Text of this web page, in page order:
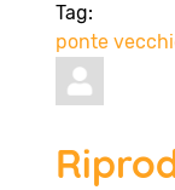
Tag:
ponte